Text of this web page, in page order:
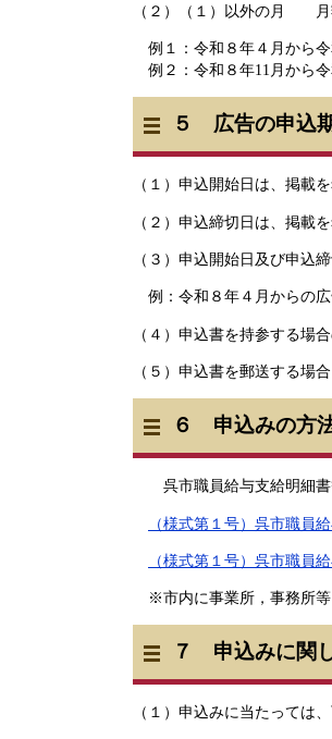
（２）（１）以外の月 月
例１：令和８年４月から令
例２：令和８年11月から
５ 広告の申込
（１）申込開始日は、掲載
（２）申込締切日は、掲載
（３）申込開始日及び申込
例：令和８年４月からの広
（４）申込書を持参する場
（５）申込書を郵送する場
６ 申込みの方
呉市職員給与支給明細書
（様式第１号）呉市職員
（様式第１号）呉市職員
※市内に事業所，事務所等
７ 申込みに関
（１）申込みに当たっては